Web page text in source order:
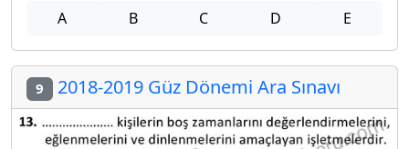
A B C D E
9 2018-2019 Güz Dönemi Ara Sınavı